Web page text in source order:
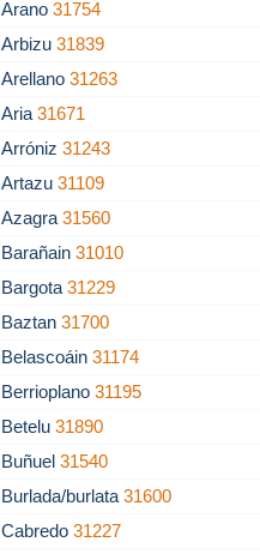
Arano31754
Arbizu31839
Arellano31263
Aria31671
Arróniz31243
Artazu31109
Azagra31560
Barañain31010
Bargota31229
Baztan31700
Belascoáin31174
Berrioplano31195
Betelu31890
Buñuel31540
Burlada/burlata31600
Cabredo31227